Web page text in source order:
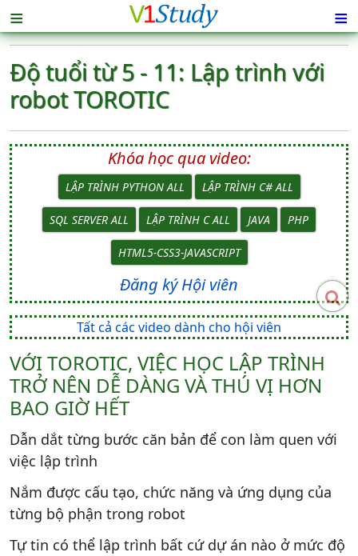
≡ ≡
Độ tuổi từ 5 - 11: Lập trình với
robot TOROTIC
Khóa học qua video:
LẬP TRÌNH PYTHON ALL LẬP TRÌNH C# ALL
SQL SERVER ALL LẬP TRÌNH C ALL JAVA PHP
HTML5-CSS3-JAVASCRIPT
Đăng ký Hội viên
Tất cả các video dành cho hội viên
VỚI TOROTIC, VIỆC HỌC LẬP TRÌNH
TRỞ NÊN DỄ DÀNG VÀ THÚ VỊ HƠN
BAO GIỜ HẾT
Dẫn dắt từng bước căn bản để con làm quen với
việc lập trình
Nắm được cấu tạo, chức năng và ứng dụng của
từng bộ phận trong robot
Tự tin có thể lập trình bất cứ dự án nào ở mức độ